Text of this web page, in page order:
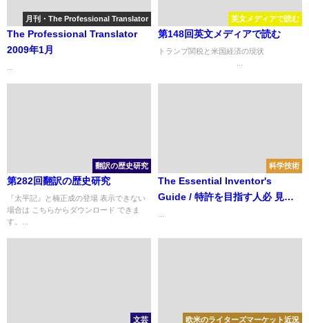
月刊・The Professional Translator
The Professional Translator
2009年1月
英文メディアで読む
第148回英文メディアで読む
トランプ関税と米国経済の現状
翻訳の歴史研究
第282回翻訳の歴史研究
『太平記』と楠正成の登場 表示できない
場合は こちらからダウンロード できま
す。...
科学技術
The Essential Inventor's
Guide / 特許を目指す人必 見の
文芸 欧米のライターズマーケット近況